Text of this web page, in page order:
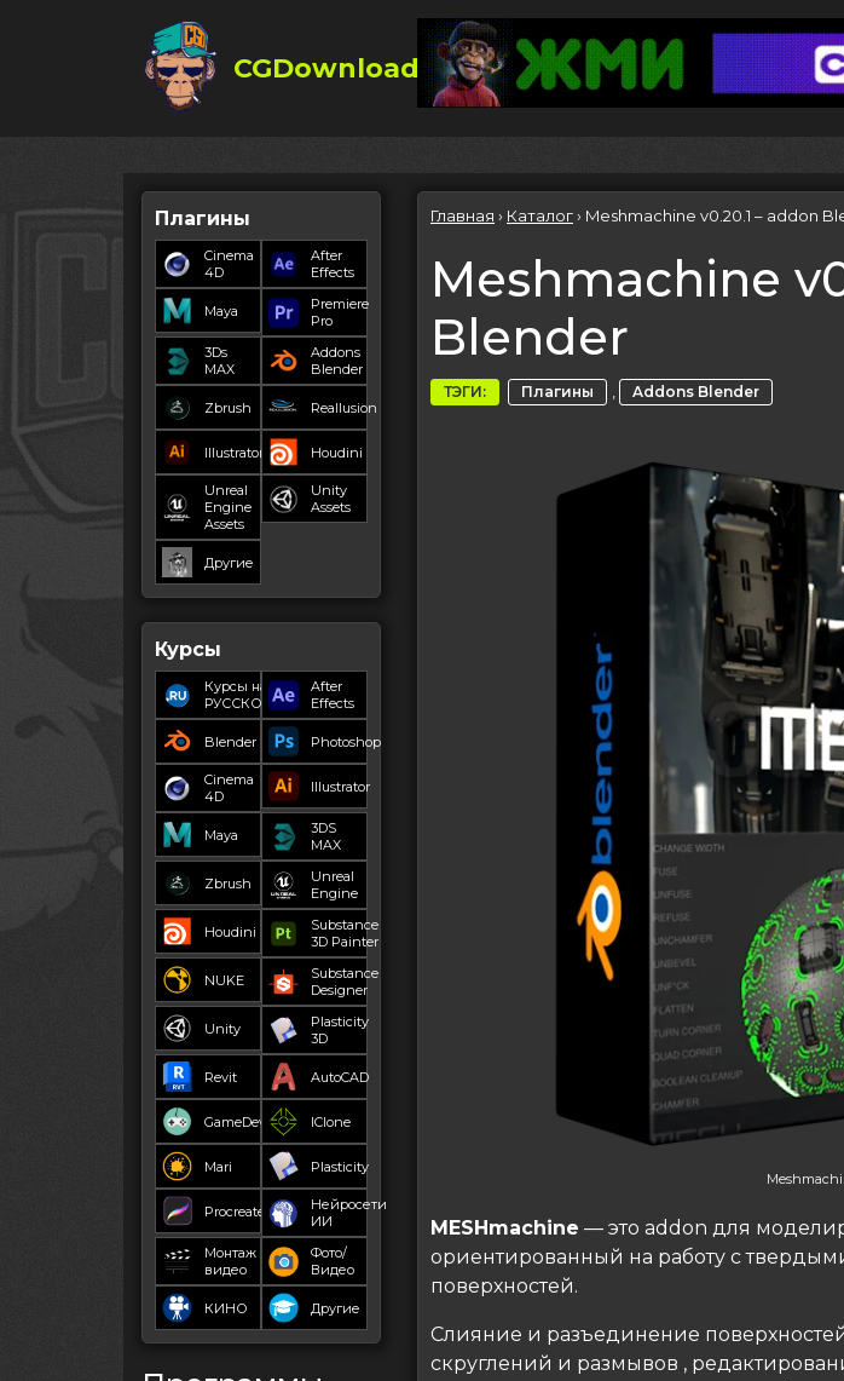
CGDownload
Плагины
Cinema
4D
After
Effects
Maya
Premiere
Pro
3Ds
MAX
Addons
Blender
Zbrush Reallusion
Illustrator Houdini
Unreal
Engine
Assets
Unity
Assets
Другие
Курсы
Курсы на
РУССКОМ
After
Effects
Blender Photoshop
Cinema
4D
Illustrator
Maya
3DS
MAX
Zbrush
Unreal
Engine
Houdini
Substance
3D Painter
NUKE
Substance
Designer
Unity
Plasticity
3D
Revit AutoCAD
GameDev IClone
Mari Plasticity
Procreate
Нейросети
ИИ
Монтаж
видео
Фото/
Видео
КИНО Другие
Главная › Каталог› Meshmachine v0.20.1 – addon
Meshmachine
Blender
ТЭГИ: Плагины , Addons Blender
MESHmachine — это addon для
ориентированный на работу с
поверхностей.
Слияние и разъединение
скруглений и размывов ,